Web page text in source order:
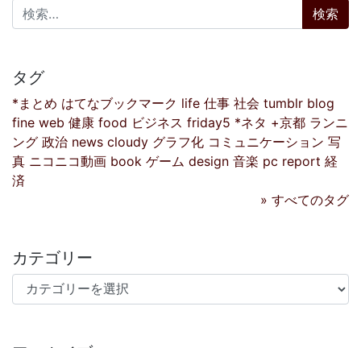
検索:
タグ
*まとめ はてなブックマーク life 仕事 社会 tumblr blog
fine web 健康 food ビジネス friday5 *ネタ +京都 ランニ
ング 政治 news cloudy グラフ化 コミュニケーション 写
真 ニコニコ動画 book ゲーム design 音楽 pc report 経
済
» すべてのタグ
カテゴリー
カテゴリー